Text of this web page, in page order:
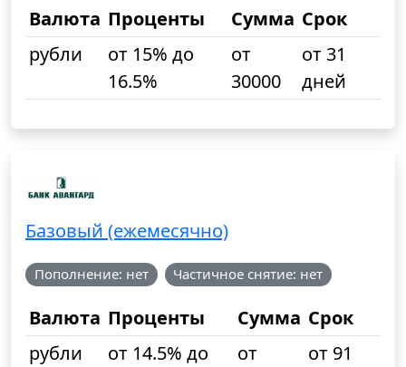
Валюта Проценты Сумма Срок
рубли
от 15% до
16.5%
от
30000
от 31
дней
Базовый (ежемесячно)
Пополнение: нет Частичное снятие: нет
Валюта Проценты Сумма Срок
рубли
от 14.5% до
от
от 91